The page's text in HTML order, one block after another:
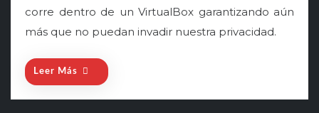
corre dentro de un VirtualBox garantizando aún
más que no puedan invadir nuestra privacidad.
Leer Más